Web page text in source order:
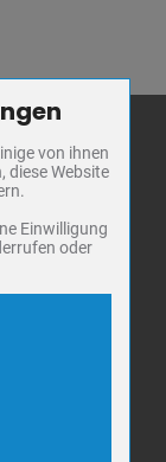
0
Drittanbieter:
Besucher
Cookies.
von ihnen
diese Website
Einwilligung
oder